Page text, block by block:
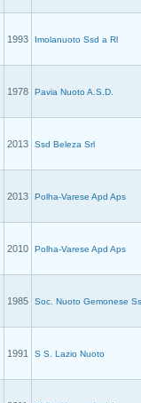
1993 Imolanuoto Ssd a Rl
1978 Pavia Nuoto A.S.D.
2013 Ssd Beleza Srl
2013 Polha-Varese Apd Aps
2010 Polha-Varese Apd Aps
1985 Soc. Nuoto Gemonese
1991 S S. Lazio Nuoto